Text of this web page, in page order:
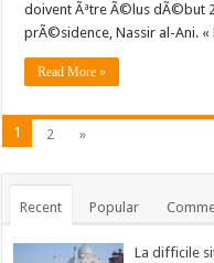
doivent Ãªtre Ã©lus dÃ©but
prÃ©sidence, Nassir al-Ani.
Read More »
1 2 »
Recent Popular
La difficile